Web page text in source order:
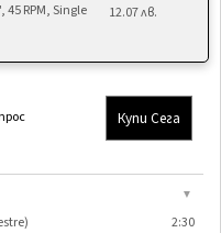
45 RPM, Single
12.07 лв.
Купи Сега
▼
2:30